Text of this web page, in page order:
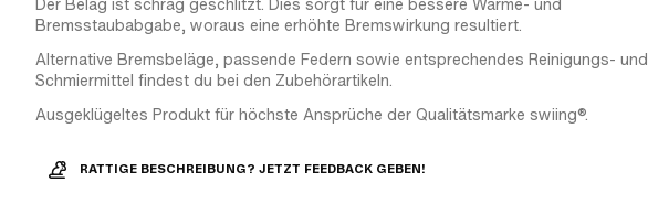
Der Belag ist schräg geschlitzt. Dies sorgt für eine bessere Wärme- und
Bremsstaubabgabe, woraus eine erhöhte Bremswirkung resultiert.
Alternative Bremsbeläge, passende Federn sowie entsprechendes Reinigungs- und
Schmiermittel findest du bei den Zubehörartikeln.
Ausgeklügeltes Produkt für höchste Ansprüche der Qualitätsmarke swiing®.
RATTIGE BESCHREIBUNG? JETZT FEEDBACK GEBEN!